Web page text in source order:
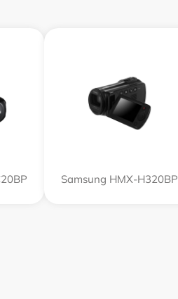
Samsung HMX-H320BP